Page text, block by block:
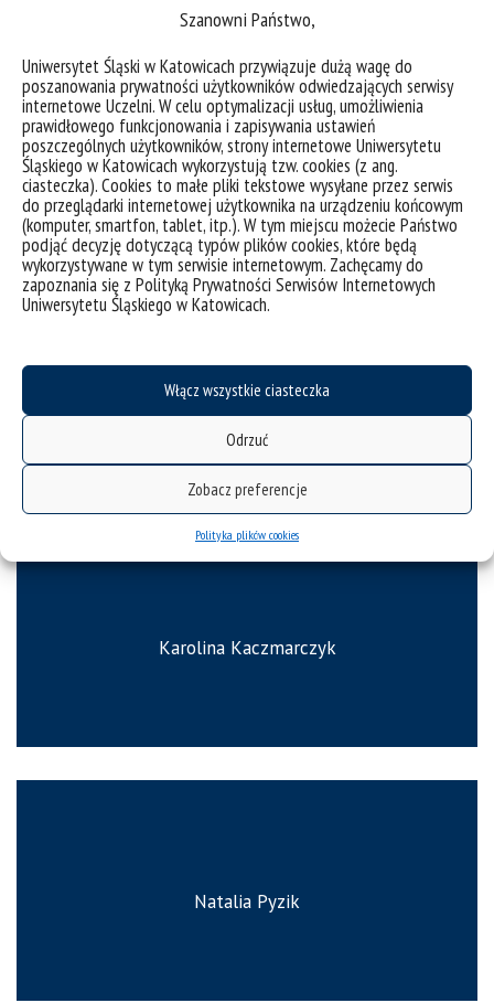
Szanowni Państwo,
Uniwersytet Śląski w Katowicach przywiązuje dużą wagę do
poszanowania prywatności użytkowników odwiedzających serwisy
internetowe Uczelni. W celu optymalizacji usług, umożliwienia
prawidłowego funkcjonowania i zapisywania ustawień
poszczególnych użytkowników, strony internetowe Uniwersytetu
Śląskiego w Katowicach wykorzystują tzw. cookies (z ang.
ciasteczka). Cookies to małe pliki tekstowe wysyłane przez serwis
do przeglądarki internetowej użytkownika na urządzeniu końcowym
(komputer, smartfon, tablet, itp.). W tym miejscu możecie Państwo
podjąć decyzję dotyczącą typów plików cookies, które będą
wykorzystywane w tym serwisie internetowym. Zachęcamy do
zapoznania się z Polityką Prywatności Serwisów Internetowych
Uniwersytetu Śląskiego w Katowicach.
Włącz wszystkie ciasteczka
Odrzuć
Zobacz preferencje
Polityka plików cookies
Iryna Holovata
Janusz Świtaj
Karolina Kaczmarczyk
Natalia Pyzik